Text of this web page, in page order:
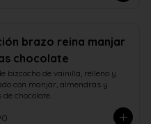
brazo reina manjar
chocolate
bizcocho de vainilla, relleno y
con manjar, almendras y
chocolate.